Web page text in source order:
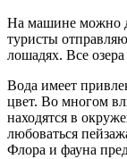
На машине можно
туристы
лошадях. Все
Вода имеет
цвет. Во многом
находятся в
любоваться
Флора и фауна